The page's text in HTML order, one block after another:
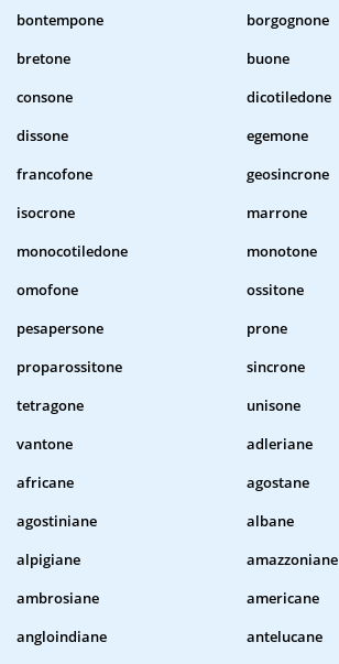
bontempone
borgognone
bretone
buone
consone
dicotiledone
dissone
egemone
francofone
geosincrone
isocrone
marrone
monocotiledone
monotone
omofone
ossitone
pesapersone
prone
proparossitone
sincrone
tetragone
unisone
vantone
adleriane
africane
agostane
agostiniane
albane
alpigiane
amazzoniane
ambrosiane
americane
angloindiane
antelucane